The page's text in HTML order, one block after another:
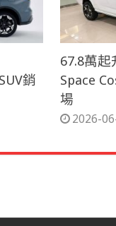
銷
67.8萬起
Space
場
2026-